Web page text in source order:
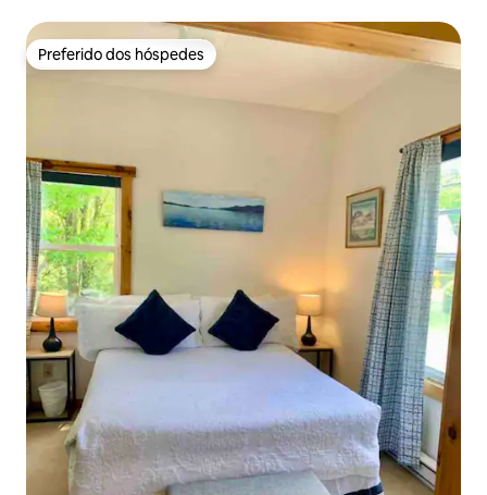
Preferido dos hóspedes
Preferido dos hóspedes